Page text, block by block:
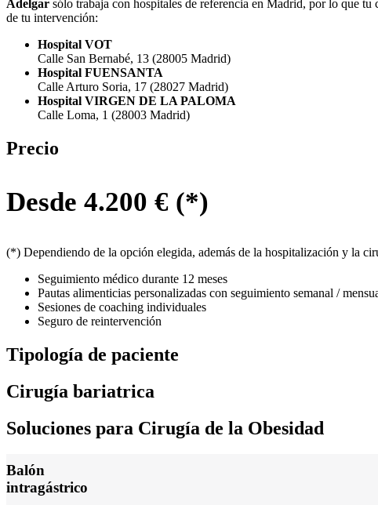
Adelgar sólo trabaja con hospitales de referencia en Madrid, por lo que tu
de tu intervención:
Hospital VOT
Calle San Bernabé, 13 (28005 Madrid)
Hospital FUENSANTA
Calle Arturo Soria, 17 (28027 Madrid)
Hospital VIRGEN DE LA PALOMA
Calle Loma, 1 (28003 Madrid)
Precio
Desde 4.200 € (*)
(*) Dependiendo de la opción elegida, además de la hospitalización y la
Seguimiento médico durante 12 meses
Pautas alimenticias personalizadas con seguimiento semanal /
Sesiones de coaching individuales
Seguro de reintervención
Tipología de paciente
Cirugía bariatrica
Soluciones para Cirugía de la Obesidad
Balón
intragástrico